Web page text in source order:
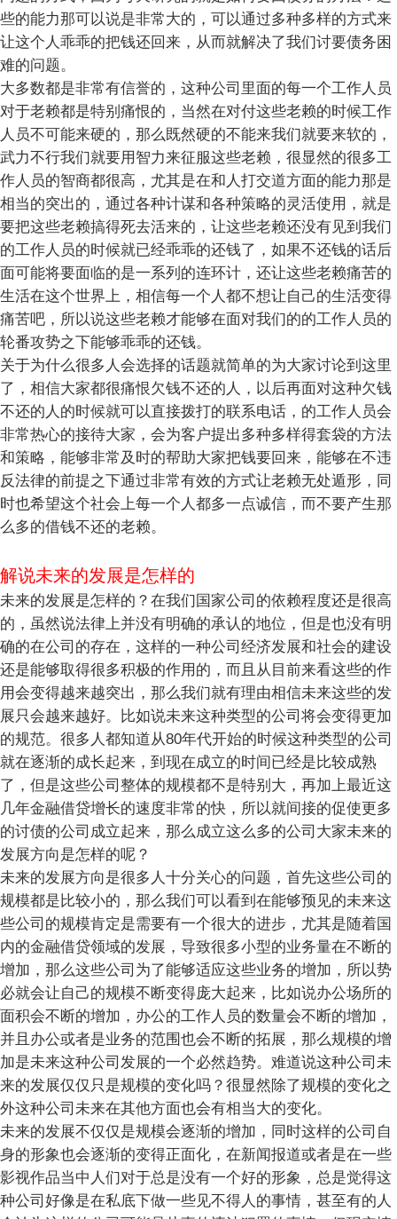
些的能力那可以说是非常大的，可以通过多种多样的方式来
让这个人乖乖的把钱还回来，从而就解决了我们讨要债务困
难的问题。
大多数都是非常有信誉的，这种公司里面的每一个工作人员
对于老赖都是特别痛恨的，当然在对付这些老赖的时候工作
人员不可能来硬的，那么既然硬的不能来我们就要来软的，
武力不行我们就要用智力来征服这些老赖，很显然的很多工
作人员的智商都很高，尤其是在和人打交道方面的能力那是
相当的突出的，通过各种计谋和各种策略的灵活使用，就是
要把这些老赖搞得死去活来的，让这些老赖还没有见到我们
的工作人员的时候就已经乖乖的还钱了，如果不还钱的话后
面可能将要面临的是一系列的连环计，还让这些老赖痛苦的
生活在这个世界上，相信每一个人都不想让自己的生活变得
痛苦吧，所以说这些老赖才能够在面对我们的的工作人员的
轮番攻势之下能够乖乖的还钱。
关于为什么很多人会选择的话题就简单的为大家讨论到这里
了，相信大家都很痛恨欠钱不还的人，以后再面对这种欠钱
不还的人的时候就可以直接拨打的联系电话，的工作人员会
非常热心的接待大家，会为客户提出多种多样得套袋的方法
和策略，能够非常及时的帮助大家把钱要回来，能够在不违
反法律的前提之下通过非常有效的方式让老赖无处遁形，同
时也希望这个社会上每一个人都多一点诚信，而不要产生那
么多的借钱不还的老赖。
解说未来的发展是怎样的
未来的发展是怎样的？在我们国家公司的依赖程度还是很高
的，虽然说法律上并没有明确的承认的地位，但是也没有明
确的在公司的存在，这样的一种公司经济发展和社会的建设
还是能够取得很多积极的作用的，而且从目前来看这些的作
用会变得越来越突出，那么我们就有理由相信未来这些的发
展只会越来越好。比如说未来这种类型的公司将会变得更加
的规范。很多人都知道从80年代开始的时候这种类型的公司
就在逐渐的成长起来，到现在成立的时间已经是比较成熟
了，但是这些公司整体的规模都不是特别大，再加上最近这
几年金融借贷增长的速度非常的快，所以就间接的促使更多
的讨债的公司成立起来，那么成立这么多的公司大家未来的
发展方向是怎样的呢？
未来的发展方向是很多人十分关心的问题，首先这些公司的
规模都是比较小的，那么我们可以看到在能够预见的未来这
些公司的规模肯定是需要有一个很大的进步，尤其是随着国
内的金融借贷领域的发展，导致很多小型的业务量在不断的
增加，那么这些公司为了能够适应这些业务的增加，所以势
必就会让自己的规模不断变得庞大起来，比如说办公场所的
面积会不断的增加，办公的工作人员的数量会不断的增加，
并且办公或者是业务的范围也会不断的拓展，那么规模的增
加是未来这种公司发展的一个必然趋势。难道说这种公司未
来的发展仅仅只是规模的变化吗？很显然除了规模的变化之
外这种公司未来在其他方面也会有相当大的变化。
未来的发展不仅仅是规模会逐渐的增加，同时这样的公司自
身的形象也会逐渐的变得正面化，在新闻报道或者是在一些
影视作品当中人们对于总是没有一个好的形象，总是觉得这
种公司好像是在私底下做一些见不得人的事情，甚至有的人